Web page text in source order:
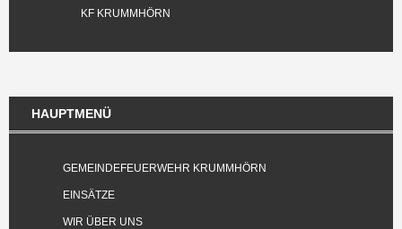
KF KRUMMHÖRN
HAUPTMENÜ
GEMEINDEFEUERWEHR KRUMMHÖRN
EINSÄTZE
WIR ÜBER UNS